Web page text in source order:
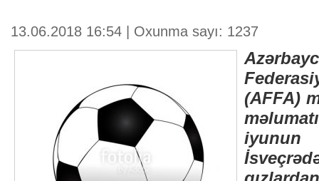
13.06.2018 16:54 | Oxunma sayı: 1237
(AFFA)